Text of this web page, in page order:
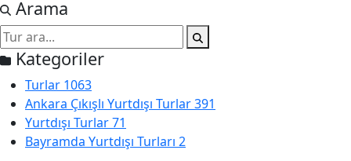
Arama
Kategoriler
Turlar 1063
Ankara Çıkışlı Yurtdışı Turlar391
Yurtdışı Turlar71
Bayramda Yurtdışı Turları 2